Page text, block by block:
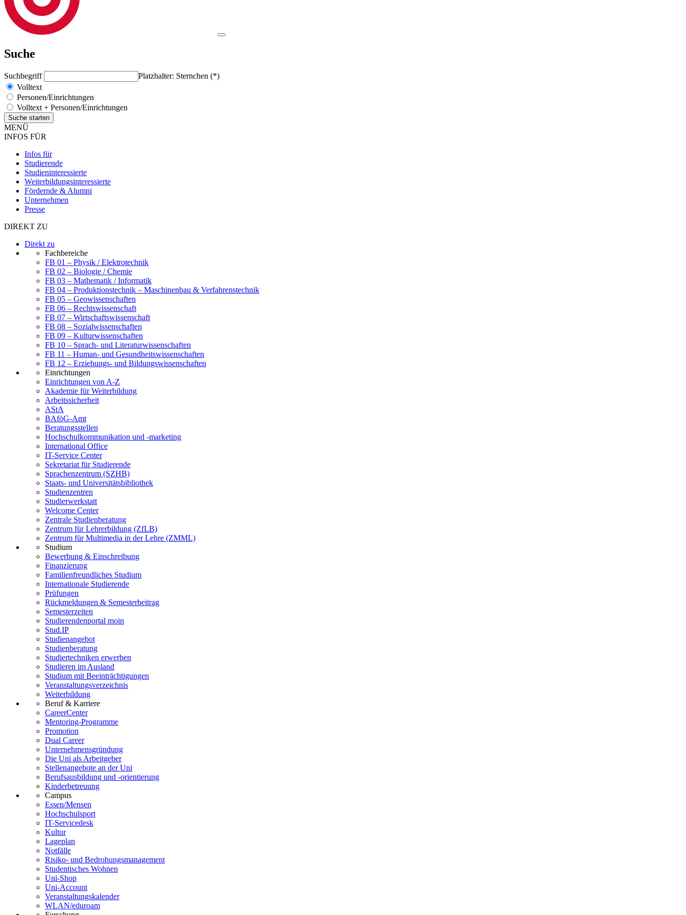
Suche
Suchbegriff
Platzhalter: Sternchen (*)
Volltext
Personen/Einrichtungen
Volltext + Personen/Einrichtungen
MENÜ
INFOS FÜR
Infos für
Studierende
Studieninteressierte
Weiterbildungsinteressierte
Fördernde & Alumni
Unternehmen
Presse
DIREKT ZU
Direkt zu
Fachbereiche
FB 01 – Physik / Elektrotechnik
FB 02 – Biologie / Chemie
FB 03 – Mathematik / Informatik
FB 04 – Produktionstechnik – Maschinenbau & Verfahrenstechnik
FB 05 – Geowissenschaften
FB 06 – Rechtswissenschaft
FB 07 – Wirtschaftswissenschaft
FB 08 – Sozialwissenschaften
FB 09 – Kulturwissenschaften
FB 10 – Sprach- und Literaturwissenschaften
FB 11 – Human- und Gesundheitswissenschaften
FB 12 – Erziehungs- und Bildungswissenschaften
Einrichtungen
Einrichtungen von A-Z
Akademie für Weiterbildung
Arbeitssicherheit
AStA
BAföG-Amt
Beratungsstellen
Hochschulkommunikation und -marketing
International Office
IT-Service Center
Sekretariat für Studierende
Sprachenzentrum (SZHB)
Staats- und Universitätsbibliothek
Studienzentren
Studierwerkstatt
Welcome Center
Zentrale Studienberatung
Zentrum für Lehrerbildung (ZfLB)
Zentrum für Multimedia in der Lehre (ZMML)
Studium
Bewerbung & Einschreibung
Finanzierung
Familienfreundliches Studium
Internationale Studierende
Prüfungen
Rückmeldungen & Semesterbeitrag
Semesterzeiten
Studierendenportal moin
Stud.IP
Studienangebot
Studienberatung
Studiertechniken erwerben
Studieren im Ausland
Studium mit Beeinträchtigungen
Veranstaltungsverzeichnis
Weiterbildung
Beruf & Karriere
CareerCenter
Mentoring-Programme
Promotion
Dual Career
Unternehmensgründung
Die Uni als Arbeitgeber
Stellenangebote an der Uni
Berufsausbildung und -orientierung
Kinderbetreuung
Campus
Essen/Mensen
Hochschulsport
IT-Servicedesk
Kultur
Lageplan
Notfälle
Risiko- und Bedrohungsmanagement
Studentisches Wohnen
Uni-Shop
Uni-Account
Veranstaltungskalender
WLAN/eduroam